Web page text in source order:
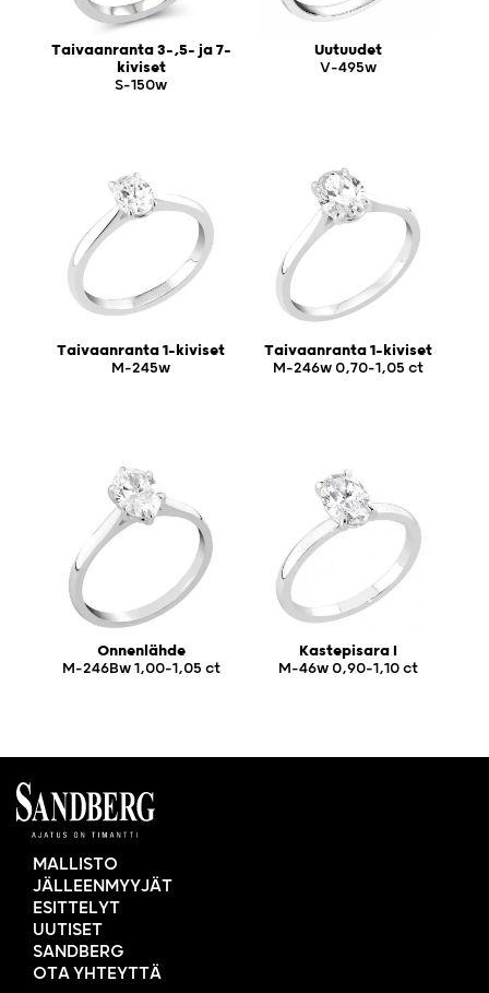
Taivaanranta 3-,5- ja 7-
kiviset
S-150w
Uutuudet
V-495w
Taivaanranta 1-kiviset
M-245w
Taivaanranta 1-kiviset
M-246w 0,70-1,05 ct
Onnenlähde
M-246Bw 1,00-1,05 ct
Kastepisara I
M-46w 0,90-1,10 ct
MALLISTO
JÄLLEENMYYJÄT
ESITTELYT
UUTISET
SANDBERG
OTA YHTEYTTÄ